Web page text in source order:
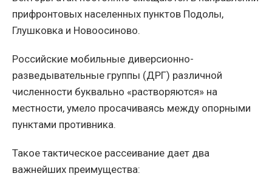
прифронтовых населенных пунктов Подолы,
Глушковка и Новоосиново.
Российские мобильные диверсионно-
разведывательные группы (ДРГ) различной
численности буквально «растворяются» на
местности, умело просачиваясь между опорными
пунктами противника.
Такое тактическое рассеивание дает два
важнейших преимущества: